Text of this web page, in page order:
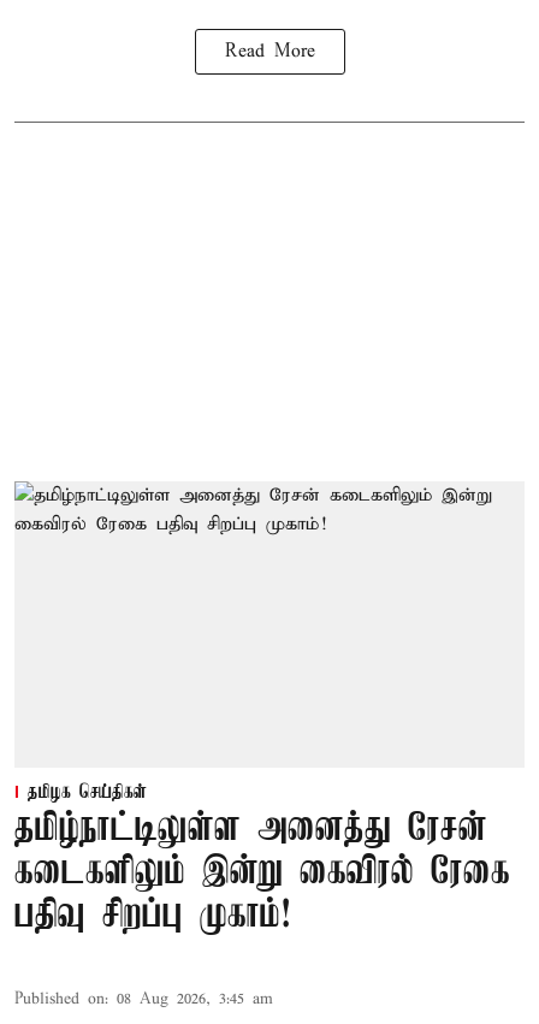
Read More
தமிழக செய்திகள்
தமிழ்நாட்டிலுள்ள அனைத்து ரேசன்
கடைகளிலும் இன்று கைவிரல் ரேகை
பதிவு சிறப்பு முகாம்!
Published on: 08 Aug 2026, 3:45 am